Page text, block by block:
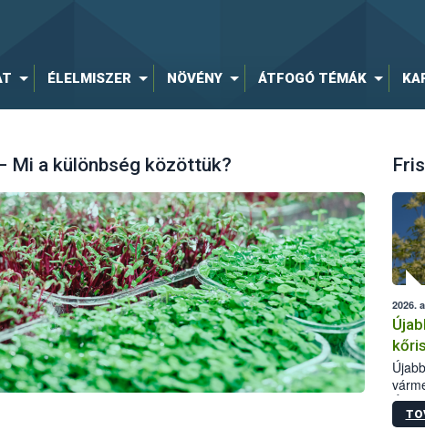
ÉLELMISZER NÖVÉNY ÁTFOGÓ TÉMÁK
Mi a különbség közöttük?
2026.